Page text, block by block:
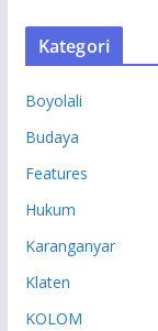
S
Kategori
Boyolali
Budaya
Features
Hukum
Karanganyar
Klaten
KOLOM